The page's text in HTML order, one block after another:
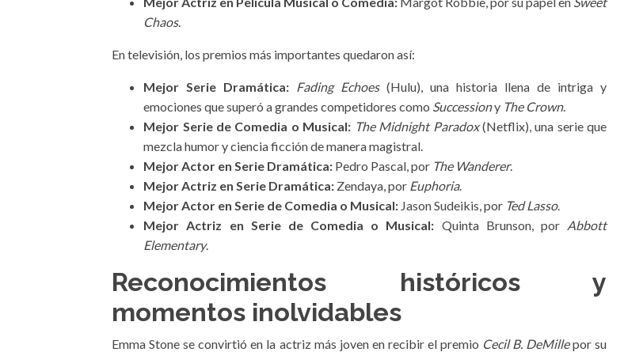
Chaos.
En televisión, los premios más importantes quedaron así:
Mejor Serie Dramática: Fading Echoes(Hulu), una historia llena de intriga y
emociones que superó a grandes competidores como Successiony The Crown.
Mejor Serie de Comedia o Musical: The Midnight Paradox(Netflix), una serie que
mezcla humor y ciencia ficción de manera magistral.
Mejor Actor en Serie Dramática: Pedro Pascal, por The Wanderer.
Mejor Actriz en Serie Dramática: Zendaya, por Euphoria.
Mejor Actor en Serie de Comedia o Musical: Jason Sudeikis, por Ted Lasso.
Mejor Actriz en Serie de Comedia o Musical: Quinta Brunson, por Abbott
Elementary.
Reconocimientos históricos y
momentos inolvidables
Emma Stone se convirtió en la actriz más joven en recibir el premio Cecil B. DeMillepor su